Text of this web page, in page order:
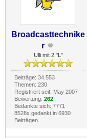
Broadcasttechnike
r
Ulli mit 2 "L"
Beiträge: 34.553
Themen: 230
Registriert seit: May 2007
Bewertung: 262
Bedankte sich: 7771
8528x gedankt in 6930
Beiträgen